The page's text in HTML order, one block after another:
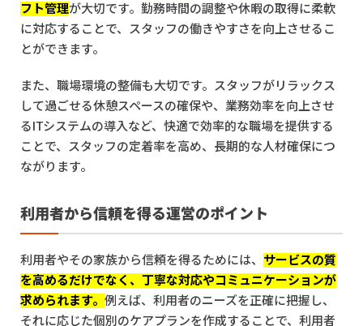
フト管理が大切です。勤務時間の調整や休暇の取得に柔軟
に対応することで、スタッフの働きやすさを向上させるこ
とができます。
また、職場環境の整備も大切です。スタッフがリラックス
して過ごせる休憩スペースの確保や、業務効率を向上させ
るITシステムの導入など、快適で効率的な職場を提供する
ことで、スタッフの定着率を高め、長期的な人材確保につ
ながります。
利用者から信頼を得る運営のポイント
利用者やその家族から信頼を得るためには、 サービスの質
を高めるだけでなく、丁寧な対応やコミュニケーションが
求められます。 例えば、利用者のニーズを正確に把握し、
それに応じた個別のケアプランを作成することで、利用者